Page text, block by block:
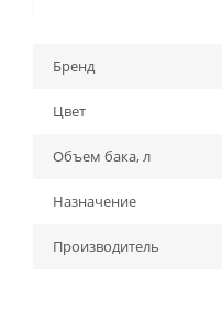
Бренд
Цвет
Объем бака, л
Назначение
Производитель